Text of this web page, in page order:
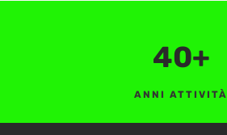
40+
ANNI ATTIVITÀ